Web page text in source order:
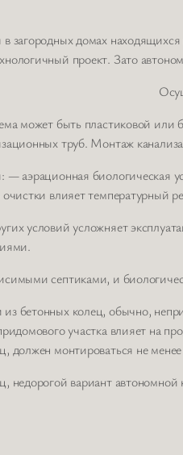
в загородных домах
проект. Зато
может быть пластиковой
труб. Монтаж
— аэрационная биологическая
очистки влияет
условий усложняет
септиками, и
бетонных колец, обычно,
участка влияет на
должен монтироваться не
недорогой вариант